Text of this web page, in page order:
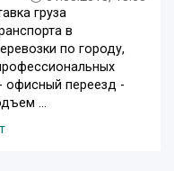
груза
в
по городу,
офисный переезд -
...